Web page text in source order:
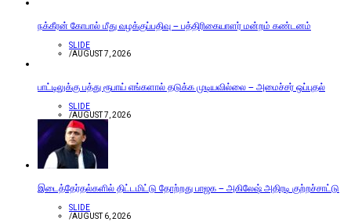
நக்கீரன் கோபால் மீது வழக்குப்பதிவு – பத்திரிகையாளர் மன்றம் கண்டனம்
SLIDE
/AUGUST 7, 2026
பாட்டிலுக்கு பத்து ரூபாய் எங்களால் தடுக்க முடியவில்லை – அமைச்சர் ஒப்புதல்
SLIDE
/AUGUST 7, 2026
இடைத்தேர்தல்களில் திட்டமிட்டு தோற்றது பாஜக – அகிலேஷ் அதிரடி குற்றச்சாட்டு
SLIDE
/AUGUST 6, 2026